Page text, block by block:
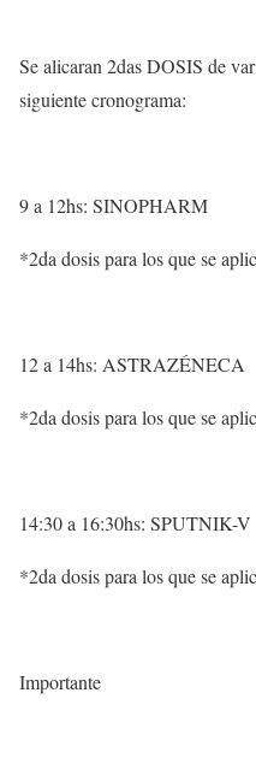
Se alicaran 2das DOSIS de
siguiente cronograma:
9 a 12hs: SINOPHARM
*2da dosis para los que se
12 a 14hs: ASTRAZÉNECA
*2da dosis para los que se
14:30 a 16:30hs: SPUTNIK-V
*2da dosis para los que se
Importante